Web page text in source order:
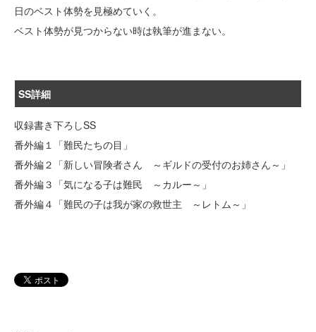
日のベスト体勢を見極めていく。
ベスト体勢が見つからない時は執筆が進まない。
SS詳細
収録書き下ろしSS
番外編１「難民たちの目」
番外編２「新しい冒険者さん ～ギルドの受付のお姉さん～」
番外編３「気になる子は難民 ～カルー～」
番外編４「難民の子は我が家の救世主 ～レトム～」